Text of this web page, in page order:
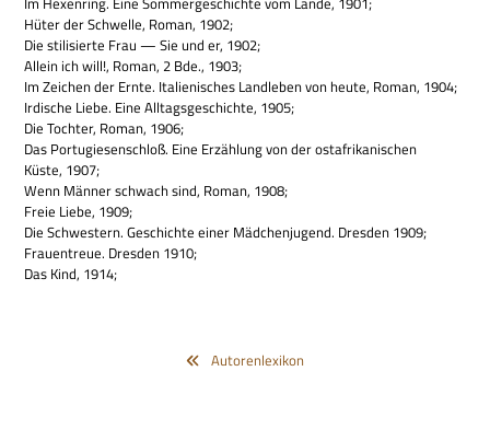
Hüter der Schwelle, Roman, 1902;
Die sti­li­sierte Frau — Sie und er, 1902;
Allein ich will!, Roman, 2 Bde., 1903;
Im Zei­chen der Ernte. Ita­lie­ni­sches Land­le­ben von heute, Roman, 1904;
Irdi­sche Liebe. Eine All­tags­ge­schichte, 1905;
Die Toch­ter, Roman, 1906;
Das Por­tu­gie­sen­schloß. Eine Erzäh­lung von der ost­afri­ka­ni­schen
Küste, 1907;
Wenn Män­ner schwach sind, Roman, 1908;
Freie Liebe, 1909;
Die Schwe­stern. Geschichte einer Mäd­chen­ju­gend. Dres­den 1909;
Frau­en­treue. Dres­den 1910;
Das Kind, 1914;
Autorenlexikon